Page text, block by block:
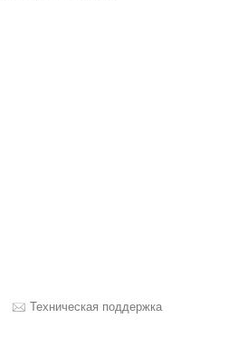
Техническая поддержка